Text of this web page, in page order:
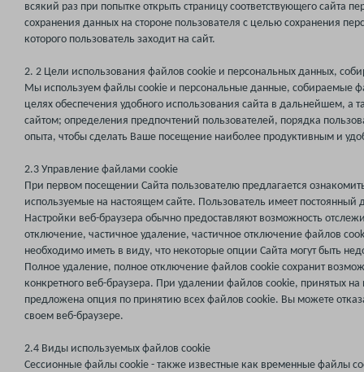
всякий раз при попытке открыть страницу соответствующего сайта
сохранения данных на стороне пользователя с целью сохранения
которого пользователь заходит на сайт.
2. 2 Цели использования файлов cookie и персональных данных,
Мы используем файлы cookie и персональные данные, собираемые
целях обеспечения удобного использования сайта в дальнейшем, а
сайтом; определения предпочтений пользователей, порядка
опыта, чтобы сделать Ваше посещение наиболее продуктивным и
2.3 Управление файлами cookie
При первом посещении Сайта пользователю предлагается
используемые на настоящем сайте. Пользователь имеет
Настройки веб-браузера обычно предоставляют возможность
отключение, частичное удаление, частичное отключение файлов
необходимо иметь в виду, что некоторые опции Сайта могут быть
Полное удаление, полное отключение файлов cookie сохранит
конкретного веб-браузера. При удалении файлов cookie, принятых
предложена опция по принятию всех файлов cookie. Вы можете
своем веб-браузере.
2.4 Виды используемых файлов cookie
Сессионные файлы cookie - также известные как временные файлы